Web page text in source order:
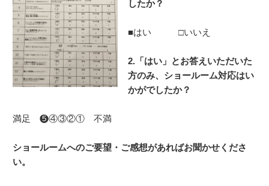
したか？
■はい □いいえ
2.「はい」とお答えいただいた
方のみ、 ショールーム対応はい
かがでしたか？
満足 ❺④③②① 不満
ショールームへのご要望・ご感想があればお聞かせくださ
い。